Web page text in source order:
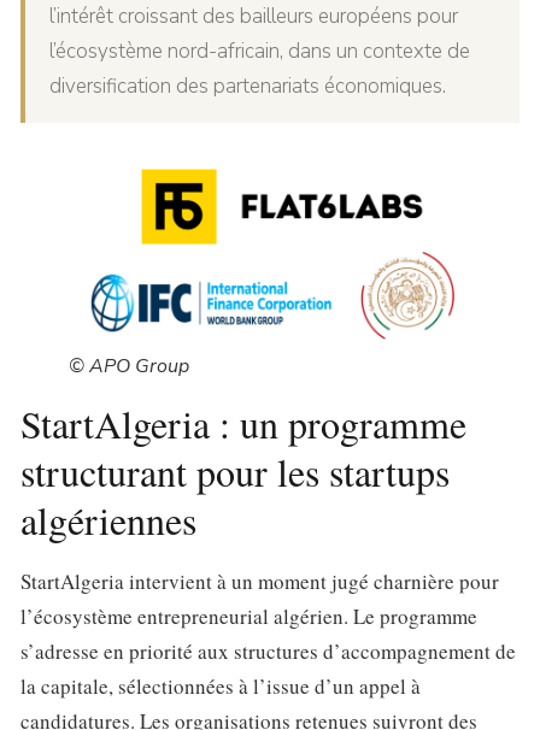
l’intérêt croissant des bailleurs européens pour
l’écosystème nord-africain, dans un contexte de
diversification des partenariats économiques.
© APO Group
StartAlgeria : un programme
structurant pour les startups
algériennes
StartAlgeria intervient à un moment jugé charnière pour
l’écosystème entrepreneurial algérien. Le programme
s’adresse en priorité aux structures d’accompagnement de
la capitale, sélectionnées à l’issue d’un appel à
candidatures. Les organisations retenues suivront des